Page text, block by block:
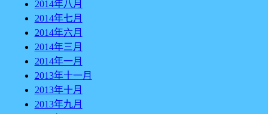
2014年八月
2014年七月
2014年六月
2014年三月
2014年一月
2013年十一月
2013年十月
2013年九月